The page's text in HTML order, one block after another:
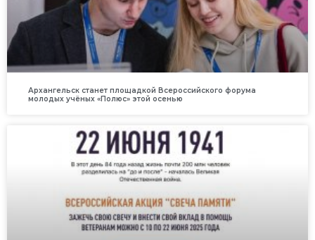
Архангельск станет площадкой Всероссийского форума
молодых учёных «Полюс» этой осенью